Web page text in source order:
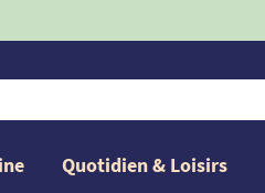
Quotidien & Loisirs